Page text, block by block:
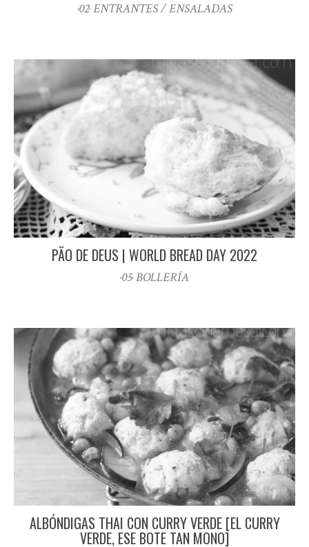
·02· ENTRANTES / ENSALADAS
PÃO DE DEUS | WORLD BREAD DAY 2022
·05· BOLLERÍA
ALBÓNDIGAS THAI CON CURRY VERDE [EL CURRY
VERDE, ESE BOTE TAN MONO]